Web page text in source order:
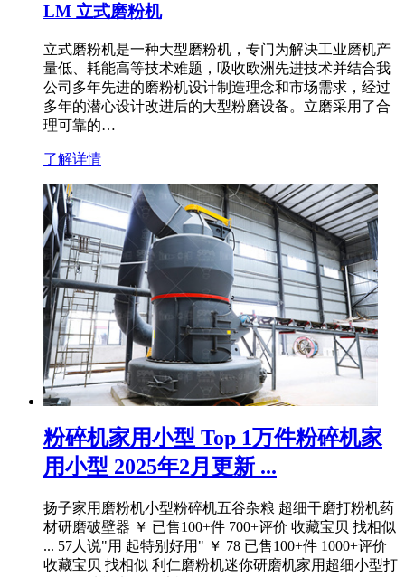
LM 立式磨粉机
立式磨粉机是一种大型磨粉机，专门为解决工业磨机产
量低、耗能高等技术难题，吸收欧洲先进技术并结合我
公司多年先进的磨粉机设计制造理念和市场需求，经过
多年的潜心设计改进后的大型粉磨设备。立磨采用了合
理可靠的…
了解详情
粉碎机家用小型 Top 1万件粉碎机家
用小型 2025年2月更新 ...
扬子家用磨粉机小型粉碎机五谷杂粮 超细干磨打粉机药
材研磨破壁器 ￥ 已售100+件 700+评价 收藏宝贝 找相似
... 57人说"用 起特别好用" ￥ 78 已售100+件 1000+评价
收藏宝贝 找相似 利仁磨粉机迷你研磨机家用超细小型打